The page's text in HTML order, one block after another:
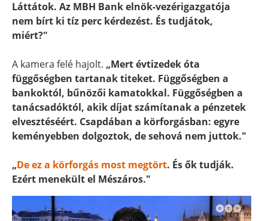
Láttátok. Az MBH Bank elnök-vezérigazgatója
nem bírt ki tíz perc kérdezést. És tudjátok,
miért?"
A kamera felé hajolt. „Mert évtizedek óta
függőségben tartanak titeket. Függőségben a
bankoktól, bűnözői kamatokkal. Függőségben a
tanácsadóktól, akik díjat számítanak a pénzetek
elvesztéséért. Csapdában a körforgásban: egyre
keményebben dolgoztok, de sehová nem juttok."
„De ez a körforgás most megtört. És ők tudják.
Ezért menekült el Mészáros."